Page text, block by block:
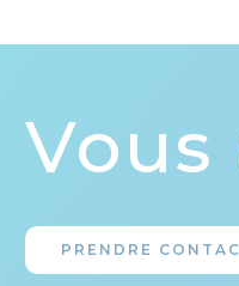
PRENDRE